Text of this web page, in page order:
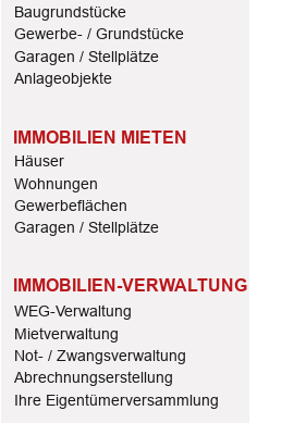
Baugrundstücke
Gewerbe- / Grundstücke
Garagen / Stellplätze
Anlageobjekte
IMMOBILIEN MIETEN
Häuser
Wohnungen
Gewerbeflächen
Garagen / Stellplätze
IMMOBILIEN-VERWALTUNG
WEG-Verwaltung
Mietverwaltung
Not- / Zwangsverwaltung
Abrechnungserstellung
Ihre Eigentümerversammlung